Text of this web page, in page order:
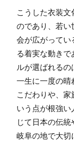
こうした衣装
のであり、若
会が広がってい
る着実な動き
ルが選ばれるの
一生に一度の
こだわりや、
いう点が根強
じて日本の伝統
岐阜の地で大切